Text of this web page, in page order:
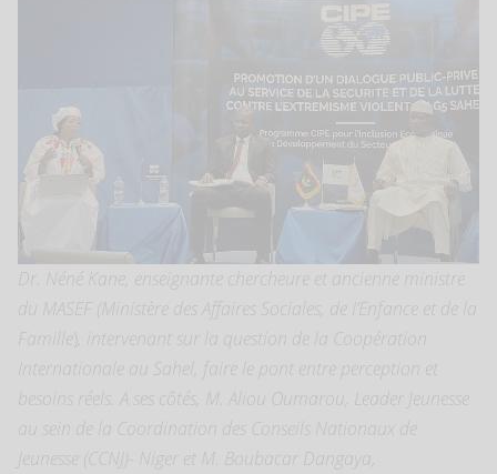
Dr. Néné Kane, enseignante chercheure et ancienne ministre
du MASEF (Ministère des Affaires Sociales, de I’Enfance et de la
Famille
, intervenant sur la question de la Coopération
Internationale au Sahel, faire le pont entre perception et
besoins réels. A ses côtés, M. Aliou Oumarou, Leader Jeunesse
au sein de la Coordination des Conseils Nationaux de
Jeunesse (CCNJ)- Niger et M. Boubacar Dangaya,